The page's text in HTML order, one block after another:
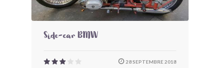
Side-car BMW
28 SEPTEMBRE 2018